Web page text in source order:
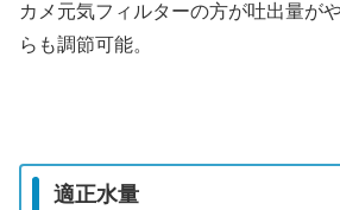
カメ元気フィルターの方が吐出量が
らも調節可能。
適正水量